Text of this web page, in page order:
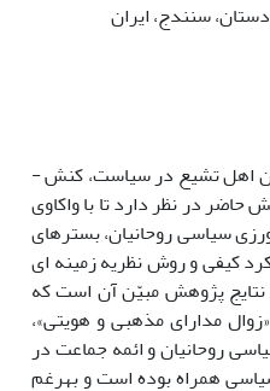
سنندج، ایران
با وجود پیوند دین و سیاست در دوره جمهوری اسلامی و مشارکت فعالانه­ ی روحانیان اهل تشیع در سیاست، کنش ­
در نظر دارد تا با واکاوی
سیاسی روحانیان، بسترهای
کیفی و روش نظریه زمینه ­ای
آمده است. نتایج پژوهش مبیّن آن است که
مدارای مذهبی و هویتی»،
روحانیان و ائمه جماعت در
همراه بوده است و به­رغم